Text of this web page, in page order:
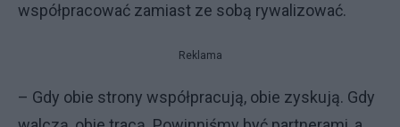
współpracować zamiast ze sobą rywalizować.
Reklama
– Gdy obie strony współpracują, obie zyskują. Gdy